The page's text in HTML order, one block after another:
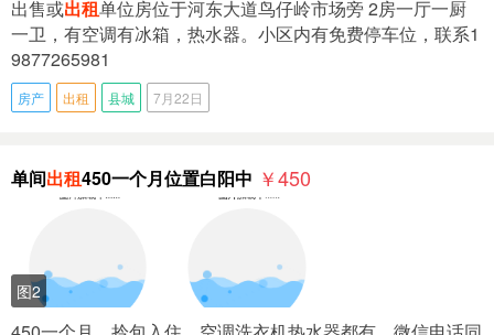
出售或出租单位房位于河东大道鸟仔岭市场旁 2房一厅一厨
一卫，有空调有冰箱，热水器。小区内有免费停车位，联系1
9877265981
房产 出租 县城 7月22日
单间出租450一个月位置白阳中 ￥450
图2